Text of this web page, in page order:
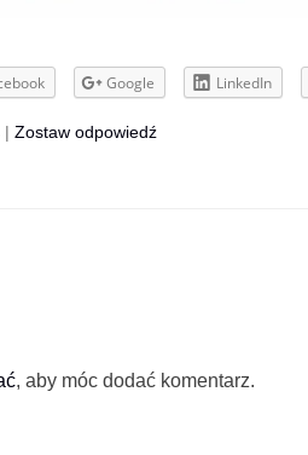
Google LinkedIn
| Zostaw odpowiedź
, aby móc dodać komentarz.